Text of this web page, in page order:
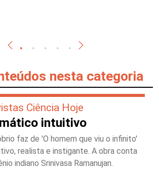
nesta categoria
Ciência Hoje
intuitivo
faz de 'O homem que viu o infinito'
realista e instigante. A obra conta
indiano Srinivasa Ramanujan.